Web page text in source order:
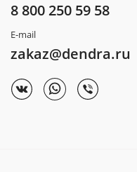
8 800 250 59 58
E-mail
zakaz@dendra.ru